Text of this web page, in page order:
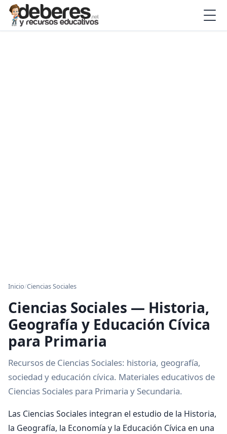
Inicio/Ciencias Sociales
Ciencias Sociales — Historia,
Geografía y Educación Cívica
para Primaria
Recursos de Ciencias Sociales: historia, geografía,
sociedad y educación cívica. Materiales educativos de
Ciencias Sociales para Primaria y Secundaria.
Las Ciencias Sociales integran el estudio de la Historia,
la Geografía, la Economía y la Educación Cívica en una